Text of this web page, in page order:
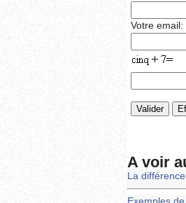
Votre email:
A voir
La